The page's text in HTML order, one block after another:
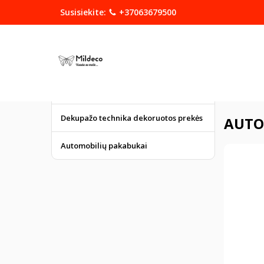
Susisiekite: +37063679500
DOVANOS
Dekupažo technika dekoruotos prekės
Automobilių pakabukai